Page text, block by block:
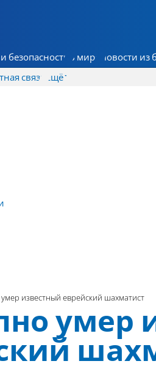
безопасность В мире Новости из
связь Ещё
известный еврейский шахматист
умер